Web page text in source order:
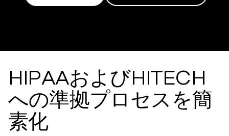
HIPAAおよびHITECH
への準拠プロセスを簡
素化